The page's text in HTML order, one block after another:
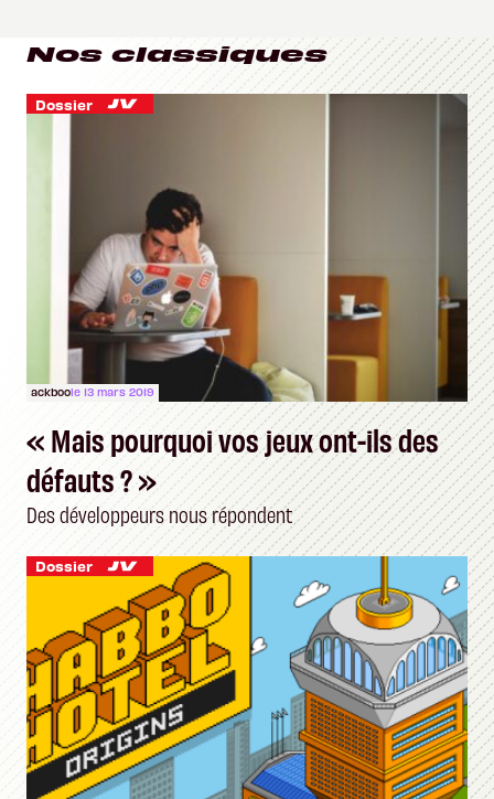
Nos classiques
Dossier
ackboole 13 mars 2019
« Mais pourquoi vos jeux ont-ils des
défauts ? »
Des développeurs nous répondent
Dossier